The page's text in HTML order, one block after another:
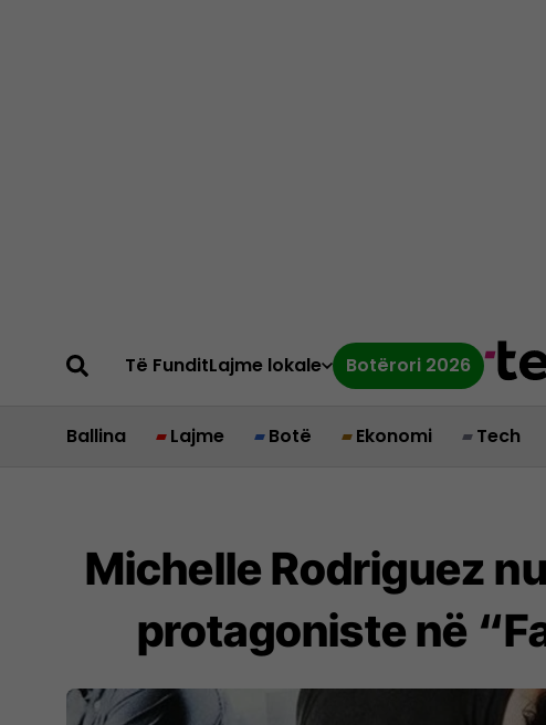
Të FunditLajme lokale Botërori 2026
Ballina Lajme Botë Ekonomi Tech
Michelle Rodriguez
protagoniste në